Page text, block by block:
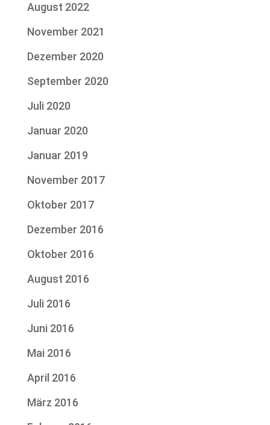
August 2022
November 2021
Dezember 2020
September 2020
Juli 2020
Januar 2020
Januar 2019
November 2017
Oktober 2017
Dezember 2016
Oktober 2016
August 2016
Juli 2016
Juni 2016
Mai 2016
April 2016
März 2016